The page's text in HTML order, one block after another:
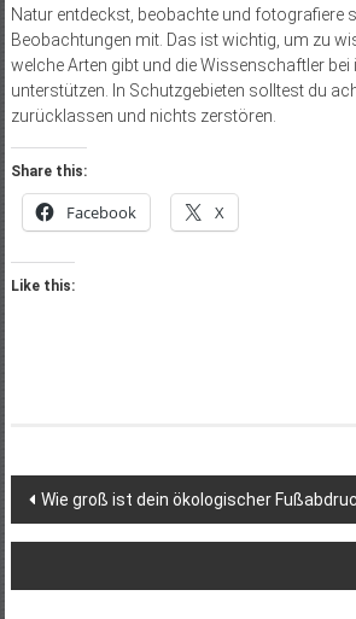
Natur entdeckst, beobachte und fotografiere
Beobachtungen mit. Das ist wichtig, um zu
welche Arten gibt und die Wissenschaftler bei
unterstützen. In Schutzgebieten solltest du
zurücklassen und nichts zerstören.
Share this:
Facebook X
Like this:
Post
navigation
Wie groß ist dein ökologischer